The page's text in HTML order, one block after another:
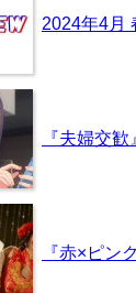
2024年4月
『夫婦交
『赤×ピン